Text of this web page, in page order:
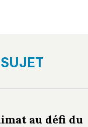
au défi du